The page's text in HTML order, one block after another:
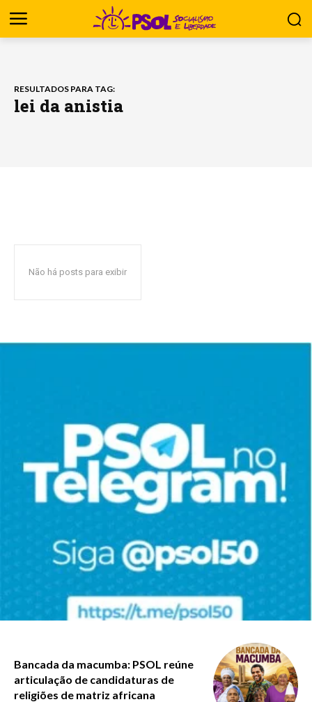
RESULTADOS PARA TAG:
lei da anistia
Não há posts para exibir
Bancada da macumba: PSOL reúne
articulação de candidaturas de
religiões de matriz africana